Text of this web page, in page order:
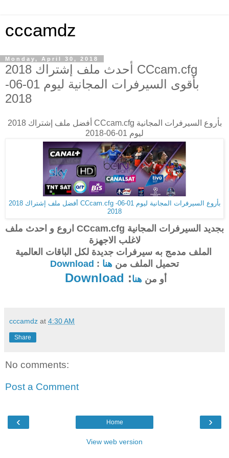
cccamdz
Monday, April 30, 2018
أحدث ملف إشتراك 2018 CCcam.cfg
بأقوى السيرفرات المجانية ليوم 01-06-
2018
أفضل ملف إشتراك 2018 CCcam.cfg بأروع السيرفرات المجانية
ليوم 01-06-2018
أفضل ملف إشتراك 2018 CCcam.cfg بأروع السيرفرات المجانية ليوم 01-06-
2018
اروع و احدث ملف CCcam.cfg بجديد السيرفرات المجانية
لاغلب الاجهزة
Download : تحميل الملف من هنا
Download : أو من هنا
cccamdz at 4:30 AM
Share
No comments:
Post a Comment
‹ ›
Home
View web version